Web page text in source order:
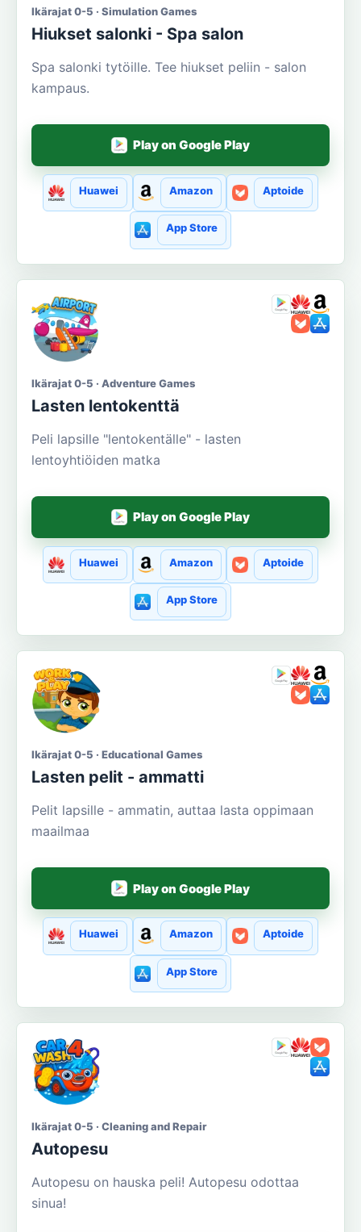
Ikärajat 0-5 · Simulation Games
Hiukset salonki - Spa salon
Spa salonki tytöille. Tee hiukset peliin - salon
kampaus.
Play on Google Play
Huawei Amazon Aptoide
App Store
Ikärajat 0-5 · Adventure Games
Lasten lentokenttä
Peli lapsille "lentokentälle" - lasten
lentoyhtiöiden matka
Play on Google Play
Huawei Amazon Aptoide
App Store
Ikärajat 0-5 · Educational Games
Lasten pelit - ammatti
Pelit lapsille - ammatin, auttaa lasta oppimaan
maailmaa
Play on Google Play
Huawei Amazon Aptoide
App Store
Ikärajat 0-5 · Cleaning and Repair
Autopesu
Autopesu on hauska peli! Autopesu odottaa
sinua!